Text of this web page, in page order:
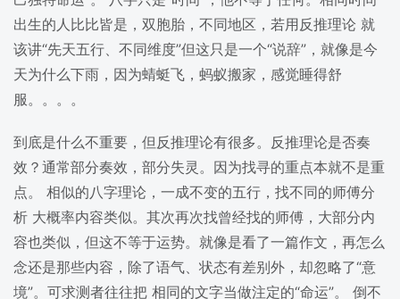
出生的人比比皆是，双胞胎，不同地区，若用反推理论 就
该讲“先天五行、不同维度”但这只是一个“说辞”，就像是今
天为什么下雨，因为蜻蜓飞，蚂蚁搬家，感觉睡得舒
服。。。。
到底是什么不重要，但反推理论有很多。反推理论是否奏
效？通常部分奏效，部分失灵。因为找寻的重点本就不是重
点。 相似的八字理论，一成不变的五行，找不同的师傅分
析 大概率内容类似。其次再次找曾经找的师傅，大部分内
容也类似，但这不等于运势。就像是看了一篇作文，再怎么
念还是那些内容，除了语气、状态有差别外，却忽略了“意
境”。可求测者往往把 相同的文字当做注定的“命运”。 倒不